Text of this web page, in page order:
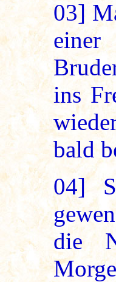
03]
einer
ins
bald
04]
die